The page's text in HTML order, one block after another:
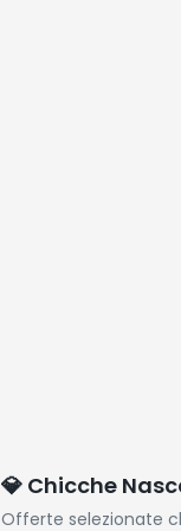
💎 Chicche
Offerte selezionate